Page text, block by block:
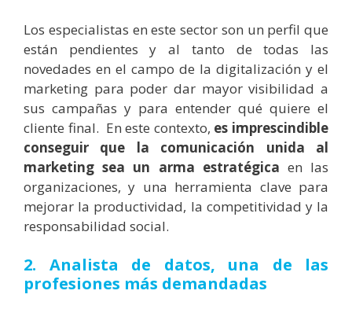
Los especialistas en este sector son un perfil que
están pendientes y al tanto de todas las
novedades en el campo de la digitalización y el
marketing para poder dar mayor visibilidad a
sus campañas y para entender qué quiere el
cliente final. En este contexto, es imprescindible
conseguir que la comunicación unida al
marketing sea un arma estratégica en las
organizaciones, y una herramienta clave para
mejorar la productividad, la competitividad y la
responsabilidad social.
2. Analista de datos, una de las
profesiones más demandadas